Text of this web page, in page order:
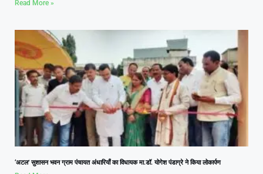
Read More »
‘अटल’ सुशासन भवन ग्राम पंचायत अंधारियाँ का विधायक मा.डॉ. योगेश पंडाग्रे ने किया लोकार्पण